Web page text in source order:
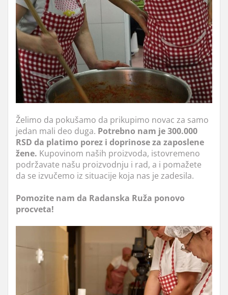
Želimo da pokušamo da prikupimo novac za samo
jedan mali deo duga. Potrebno nam je 300.000
RSD da platimo porez i doprinose za zaposlene
žene. Kupovinom naših proizvoda, istovremeno
podržavate našu proizvodnju i rad, a i pomažete
da se izvučemo iz situacije koja nas je zadesila.
Pomozite nam da Radanska Ruža ponovo
procveta!